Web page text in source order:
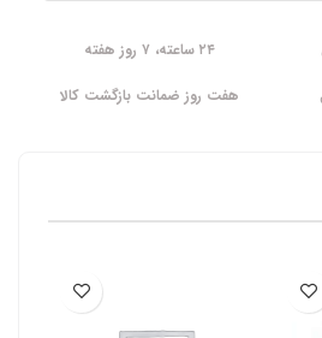
۲۴ ساعته، ۷ روز هفته
هفت روز ضمانت بازگشت کالا